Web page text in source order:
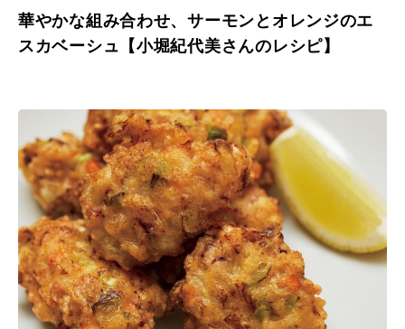
華やかな組み合わせ、サーモンとオレンジのエ
スカベーシュ【小堀紀代美さんのレシピ】